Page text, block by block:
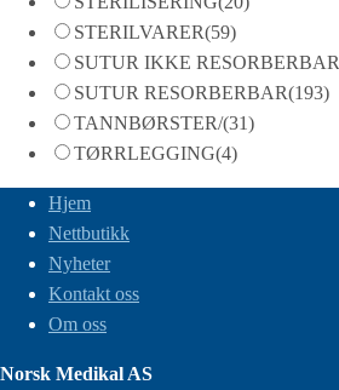
STERILVARER(59)
SUTUR IKKE RESORBERBAR
SUTUR RESORBERBAR(193)
TANNBØRSTER/(31)
TØRRLEGGING(4)
Hjem
Nettbutikk
Nyheter
Kontakt oss
Om oss
Norsk Medikal AS